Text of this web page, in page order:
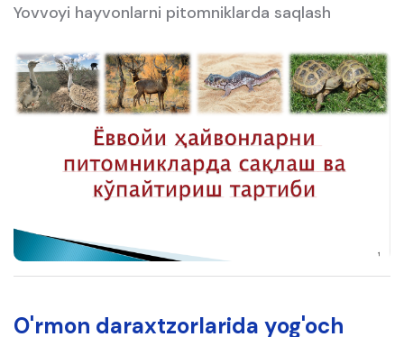
Yovvoyi hayvonlarni pitomniklarda saqlash
O'rmon daraxtzorlarida yog'och